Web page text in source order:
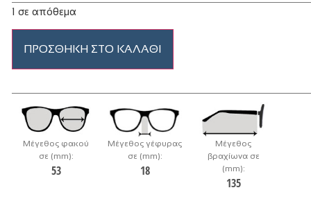
1 σε απόθεμα
ΠΡΟΣΘΉΚΗ ΣΤΟ ΚΑΛΆΘΙ
Μέγεθος φακού
σε (mm):
53
Μέγεθος γέφυρας
σε (mm):
18
Μέγεθος
βραχίωνα σε
(mm):
135